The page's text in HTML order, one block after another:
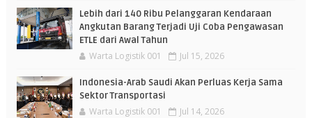
Lebih dari 140 Ribu Pelanggaran Kendaraan
Angkutan Barang Terjadi Uji Coba Pengawasan
ETLE dari Awal Tahun
Warta Logistik 001 Jul 15, 2026
Indonesia-Arab Saudi Akan Perluas Kerja Sama
Sektor Transportasi
Warta Logistik 001 Jul 14, 2026